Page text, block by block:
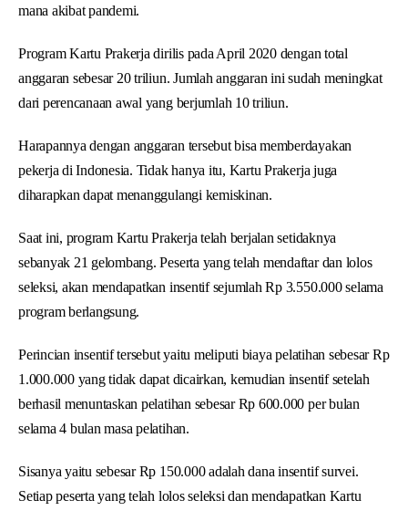
mana akibat pandemi.
Program Kartu Prakerja dirilis pada April 2020 dengan total
anggaran sebesar 20 triliun. Jumlah anggaran ini sudah meningkat
dari perencanaan awal yang berjumlah 10 triliun.
Harapannya dengan anggaran tersebut bisa memberdayakan
pekerja di Indonesia. Tidak hanya itu, Kartu Prakerja juga
diharapkan dapat menanggulangi kemiskinan.
Saat ini, program Kartu Prakerja telah berjalan setidaknya
sebanyak 21 gelombang. Peserta yang telah mendaftar dan lolos
seleksi, akan mendapatkan insentif sejumlah Rp 3.550.000 selama
program berlangsung.
Perincian insentif tersebut yaitu meliputi biaya pelatihan sebesar Rp
1.000.000 yang tidak dapat dicairkan, kemudian insentif setelah
berhasil menuntaskan pelatihan sebesar Rp 600.000 per bulan
selama 4 bulan masa pelatihan.
Sisanya yaitu sebesar Rp 150.000 adalah dana insentif survei.
Setiap peserta yang telah lolos seleksi dan mendapatkan Kartu